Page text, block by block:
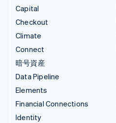
Capital
Checkout
Climate
Connect
暗号資産
Data Pipeline
Elements
Financial Connections
Identity